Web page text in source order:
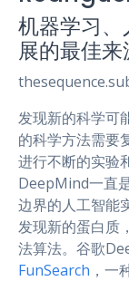
机器学习
展的最佳
发现新的科学可
的科学方法需要
进行不断的实验
DeepMind一直
边界的人工智能
发现新的蛋白质
法算法。谷歌
FunSearch ，一